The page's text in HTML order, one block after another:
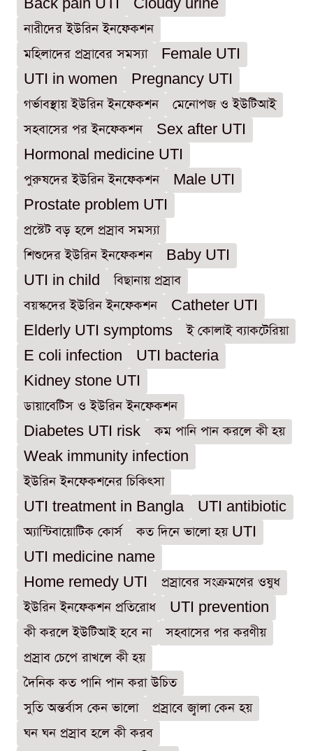
Back pain UTI
Cloudy urine
নারীদের ইউরিন ইনফেকশন
মহিলাদের প্রস্রাবের সমস্যা
Female UTI
UTI in women
Pregnancy UTI
গর্ভাবস্থায় ইউরিন ইনফেকশন
মেনোপজ ও ইউটিআই
সহবাসের পর ইনফেকশন
Sex after UTI
Hormonal medicine UTI
পুরুষদের ইউরিন ইনফেকশন
Male UTI
Prostate problem UTI
প্রস্টেট বড় হলে প্রস্রাব সমস্যা
শিশুদের ইউরিন ইনফেকশন
Baby UTI
UTI in child
বিছানায় প্রস্রাব
বয়স্কদের ইউরিন ইনফেকশন
Catheter UTI
Elderly UTI symptoms
ই কোলাই ব্যাকটেরিয়া
E coli infection
UTI bacteria
Kidney stone UTI
ডায়াবেটিস ও ইউরিন ইনফেকশন
Diabetes UTI risk
কম পানি পান করলে কী হয়
Weak immunity infection
ইউরিন ইনফেকশনের চিকিৎসা
UTI treatment in Bangla
UTI antibiotic
অ্যান্টিবায়োটিক কোর্স
কত দিনে ভালো হয় UTI
UTI medicine name
Home remedy UTI
প্রস্রাবের সংক্রমণের ওষুধ
ইউরিন ইনফেকশন প্রতিরোধ
UTI prevention
কী করলে ইউটিআই হবে না
সহবাসের পর করণীয়
প্রস্রাব চেপে রাখলে কী হয়
দৈনিক কত পানি পান করা উচিত
সুতি অন্তর্বাস কেন ভালো
প্রস্রাবে জ্বালা কেন হয়
ঘন ঘন প্রস্রাব হলে কী করব